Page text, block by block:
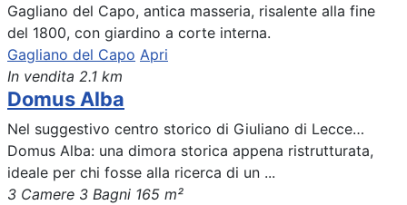
Gagliano del Capo, antica masseria, risalente alla fine
del 1800, con giardino a corte interna.
Gagliano del Capo Apri
In vendita 2.1 km
Domus Alba
Nel suggestivo centro storico di Giuliano di Lecce…
Domus Alba: una dimora storica appena ristrutturata,
ideale per chi fosse alla ricerca di un ...
3 Camere 3 Bagni 165 m²